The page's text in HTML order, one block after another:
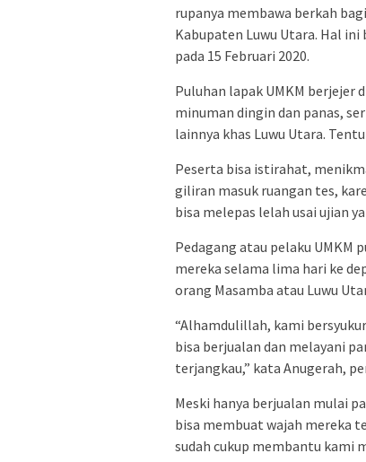
rupanya membawa berkah
Kabupaten Luwu Utara. Hal
pada 15 Februari 2020.
Puluhan lapak UMKM berjejer
minuman dingin dan panas,
lainnya khas Luwu Utara.
Peserta bisa istirahat,
giliran masuk ruangan tes,
bisa melepas lelah usai ujian
Pedagang atau pelaku UMKM
mereka selama lima hari ke
orang Masamba atau Luwu
“Alhamdulillah, kami
bisa berjualan dan melayani
terjangkau,” kata Anugerah,
Meski hanya berjualan mulai
bisa membuat wajah mereka
sudah cukup membantu kami